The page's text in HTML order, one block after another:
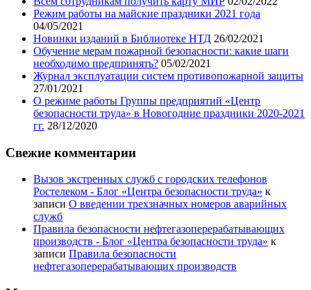
Режим работы на майские праздники 2021 года
04/05/2021
Новинки изданий в Библиотеке НТД 26/02/2021
Обучение мерам пожарной безопасности: какие шаги
необходимо предпринять? 05/02/2021
Журнал эксплуатации систем противопожарной защиты
27/01/2021
О режиме работы Группы предприятий «Центр
безопасности труда» в Новогодние праздники 2020-2021
гг. 28/12/2020
Свежие комментарии
Вызов экстренных служб с городских телефонов
Ростелеком - Блог «Центра безопасности труда» к
записи О введении трехзначных номеров аварийных
служб
Правила безопасности нефтегазоперерабатывающих
производств - Блог «Центра безопасности труда» к
записи Правила безопасности
нефтегазоперерабатывающих производств